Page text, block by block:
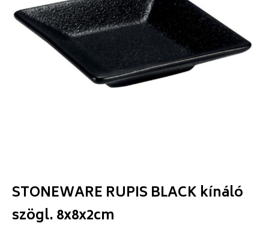
STONEWARE RUPIS BLACK kínáló
szögl. 8x8x2cm